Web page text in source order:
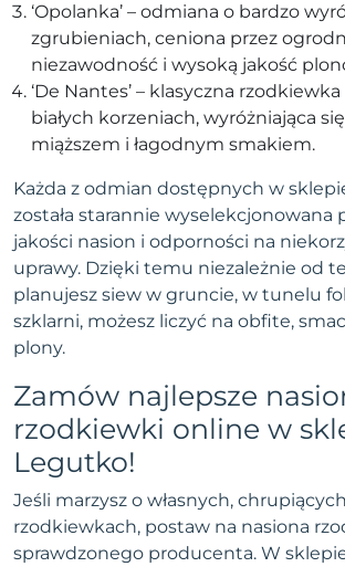
‘Opolanka’ – odmiana o bardzo
zgrubieniach, ceniona przez
niezawodność i wysoką jakość
‘De Nantes’ – klasyczna
białych korzeniach, wyróżniająca
miąższem i łagodnym smakiem.
Każda z odmian dostępnych w
została starannie wyselekcjonowana
jakości nasion i odporności na
uprawy. Dzięki temu niezależnie od
planujesz siew w gruncie, w tunelu
szklarni, możesz liczyć na obfite,
plony.
Zamów najlepsze
rzodkiewki online w
Legutko!
Jeśli marzysz o własnych,
rzodkiewkach, postaw na nasiona
sprawdzonego producenta. W